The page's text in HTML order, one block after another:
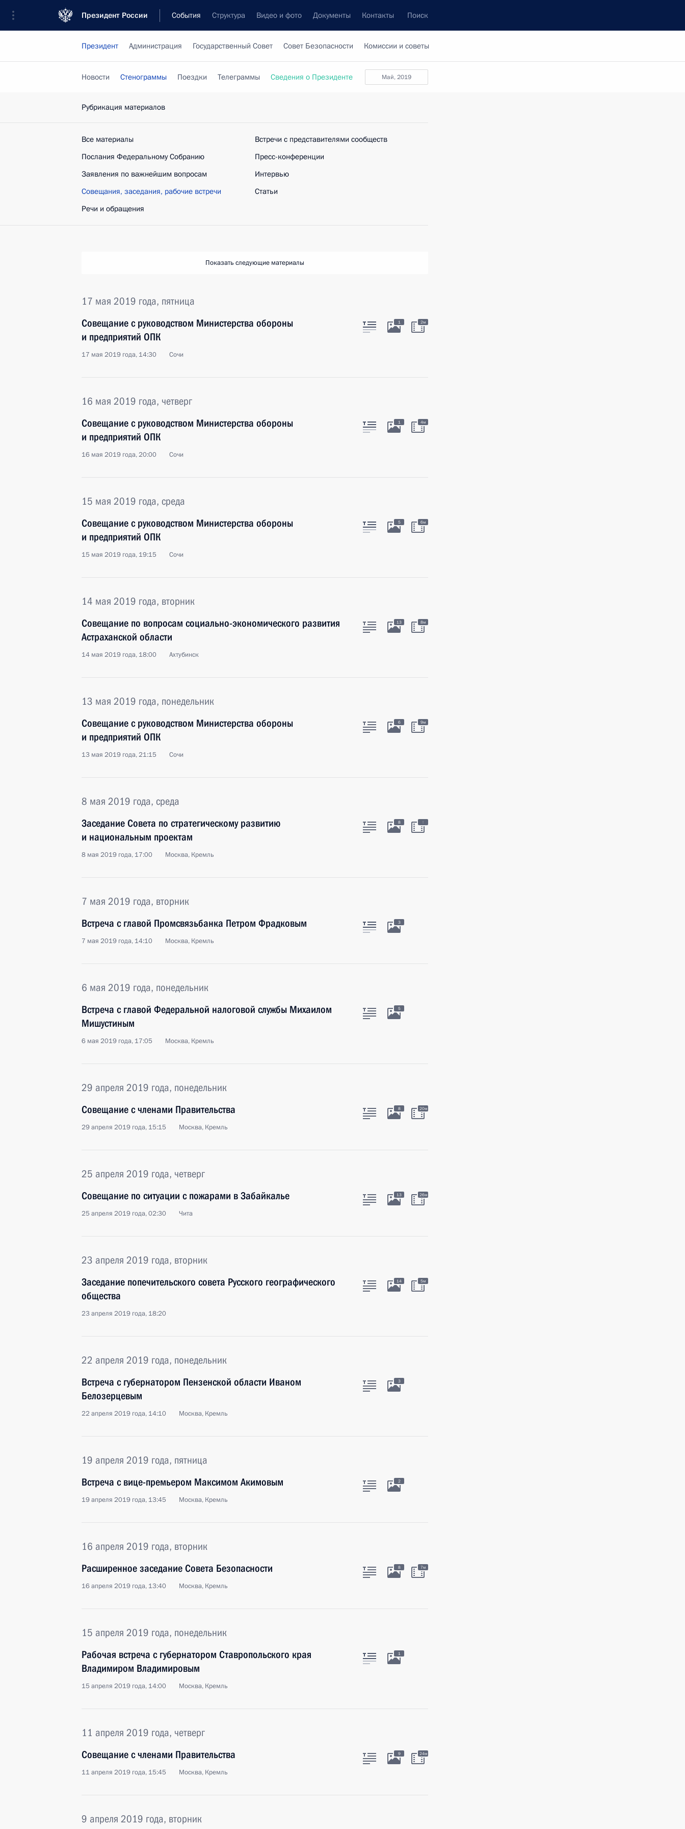
Президент России События Структура Видео и фото Документы Контакты Поиск
Президент Администрация Государственный Совет Совет Безопасности Комиссии и советы
май, 2019
Новости Стенограммы Поездки Телеграммы Сведения о Президенте
Рубрикация материалов
Все материалы
Послания Федеральному Собранию
Заявления по важнейшим вопросам
Совещания, заседания, рабочие встречи
Речи и обращения
Встречи с представителями сообществ
Пресс-конференции
Интервью
Статьи
Показать следующие материалы
17 мая 2019 года, пятница
Совещание с руководством Министерства обороны
и предприятий ОПК
17 мая 2019 года, 14:30 Сочи
1 2м
16 мая 2019 года, четверг
Совещание с руководством Министерства обороны
и предприятий ОПК
16 мая 2019 года, 20:00 Сочи
1 4м
15 мая 2019 года, среда
Совещание с руководством Министерства обороны
и предприятий ОПК
15 мая 2019 года, 19:15 Сочи
5 6м
14 мая 2019 года, вторник
Совещание по вопросам социально-экономического развития
Астраханской области
14 мая 2019 года, 18:00 Ахтубинск
13 8м
13 мая 2019 года, понедельник
Совещание с руководством Министерства обороны
и предприятий ОПК
13 мая 2019 года, 21:15 Сочи
6 9м
8 мая 2019 года, среда
Заседание Совета по стратегическому развитию
и национальным проектам
8 мая 2019 года, 17:00 Москва, Кремль
8 :
7 мая 2019 года, вторник
Встреча с главой Промсвязьбанка Петром Фрадковым
7 мая 2019 года, 14:10 Москва, Кремль
3
6 мая 2019 года, понедельник
Встреча с главой Федеральной налоговой службы Михаилом
Мишустиным
6 мая 2019 года, 17:05 Москва, Кремль
5
29 апреля 2019 года, понедельник
Совещание с членами Правительства
29 апреля 2019 года, 15:15 Москва, Кремль
8 20м
25 апреля 2019 года, четверг
Совещание по ситуации с пожарами в Забайкалье
25 апреля 2019 года, 02:30 Чита
13 26м
23 апреля 2019 года, вторник
Заседание попечительского совета Русского географического
общества
23 апреля 2019 года, 18:20
14 5м
22 апреля 2019 года, понедельник
Встреча с губернатором Пензенской области Иваном
Белозерцевым
22 апреля 2019 года, 14:10 Москва, Кремль
3
19 апреля 2019 года, пятница
Встреча с вице-премьером Максимом Акимовым
19 апреля 2019 года, 13:45 Москва, Кремль
2
16 апреля 2019 года, вторник
Расширенное заседание Совета Безопасности
16 апреля 2019 года, 13:40 Москва, Кремль
8 7м
15 апреля 2019 года, понедельник
Рабочая встреча с губернатором Ставропольского края
Владимиром Владимировым
15 апреля 2019 года, 14:00 Москва, Кремль
1
11 апреля 2019 года, четверг
Совещание с членами Правительства
11 апреля 2019 года, 15:45 Москва, Кремль
9 24м
9 апреля 2019 года, вторник